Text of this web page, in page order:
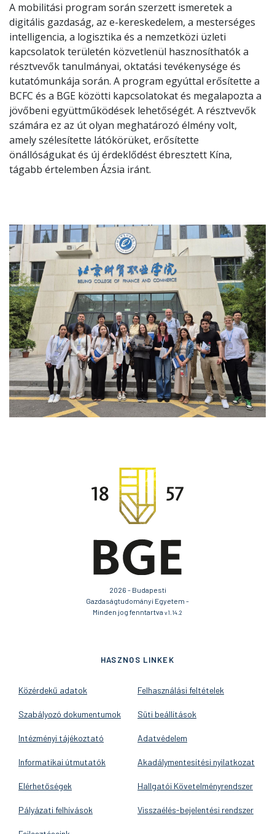
A mobilitási program során szerzett ismeretek a
digitális gazdaság, az e-kereskedelem, a mesterséges
intelligencia, a logisztika és a nemzetközi üzleti
kapcsolatok területén közvetlenül hasznosíthatók a
résztvevők tanulmányai, oktatási tevékenysége és
kutatómunkája során. A program egyúttal erősítette a
BCFC és a BGE közötti kapcsolatokat és megalapozta a
jövőbeni együttműködések lehetőségét. A résztvevők
számára ez az út olyan meghatározó élmény volt,
amely szélesítette látókörüket, erősítette
önállóságukat és új érdeklődést ébresztett Kína,
tágabb értelemben Ázsia iránt.
2026 - Budapesti
Gazdaságtudományi Egyetem -
Minden jog fenntartva v1.14.2
HASZNOS LINKEK
Közérdekű adatok
Szabályozó dokumentumok
Intézményi tájékoztató
Informatikai útmutatók
Elérhetőségek
Pályázati felhívások
Felhasználási feltételek
Süti beállítások
Adatvédelem
Akadálymentesítési nyilatkozat
Hallgatói Követelményrendszer
Visszaélés-bejelentési rendszer